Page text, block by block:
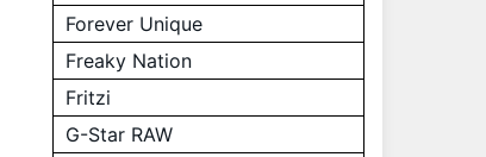
Forever Unique
Freaky Nation
Fritzi
G-Star RAW